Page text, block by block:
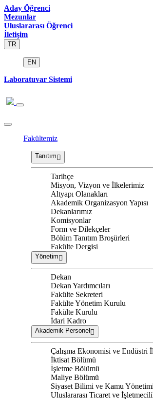
Aday Öğrenci
Mezunlar
Uluslararası Öğrenci
İletişim
TR
EN
Laboratuvar Sistemi
Fakültemiz
Tanıtım
Tarihçe
Misyon, Vizyon ve İlkelerimiz
Altyapı Olanakları
Akademik Organizasyon Yapısı
Dekanlarımız
Komisyonlar
Form ve Dilekçeler
Bölüm Tanıtım Broşürleri
Fakülte Dergisi
Yönetim
Dekan
Dekan Yardımcıları
Fakülte Sekreteri
Fakülte Yönetim Kurulu
Fakülte Kurulu
İdari Kadro
Akademik Personel
Çalışma Ekonomisi ve Endüstri
İktisat Bölümü
İşletme Bölümü
Maliye Bölümü
Siyaset Bilimi ve Kamu
Uluslararası Ticaret ve